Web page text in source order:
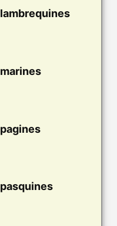
lambrequines
marines
pagines
pasquines